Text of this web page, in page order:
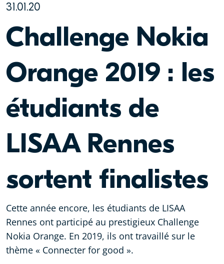
31.01.20
Challenge Nokia
Orange 2019 : les
étudiants de
LISAA Rennes
sortent finalistes
Cette année encore, les étudiants de LISAA
Rennes ont participé au prestigieux Challenge
Nokia Orange. En 2019, ils ont travaillé sur le
thème « Connecter for good ».